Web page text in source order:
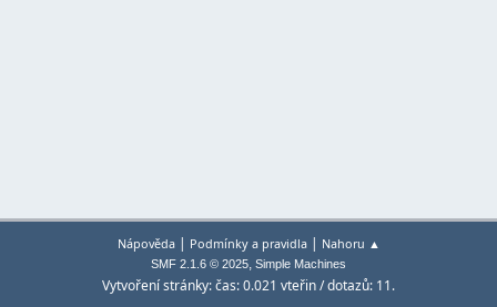
Nápověda| Podmínky a pravidla| Nahoru ▲
SMF 2.1.6 © 2025, Simple Machines
Vytvoření stránky: čas: 0.021 vteřin / dotazů: 11.